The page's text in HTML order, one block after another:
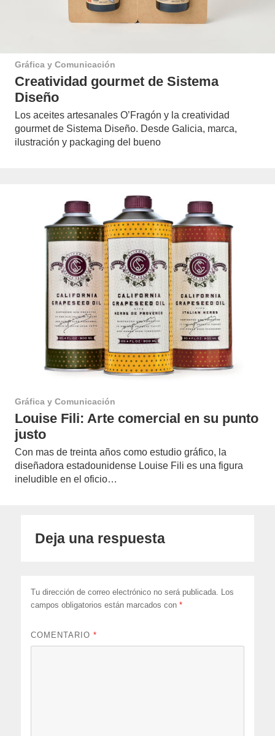
Gráfica y Comunicación
Creatividad gourmet de Sistema
Diseño
Los aceites artesanales O’Fragón y la creatividad
gourmet de Sistema Diseño. Desde Galicia, marca,
ilustración y packaging del bueno
Gráfica y Comunicación
Louise Fili: Arte comercial en su punto
justo
Con mas de treinta años como estudio gráfico, la
diseñadora estadounidense Louise Fili es una figura
ineludible en el oficio…
Deja una respuesta
Tu dirección de correo electrónico no será publicada. Los
campos obligatorios están marcados con*
COMENTARIO*